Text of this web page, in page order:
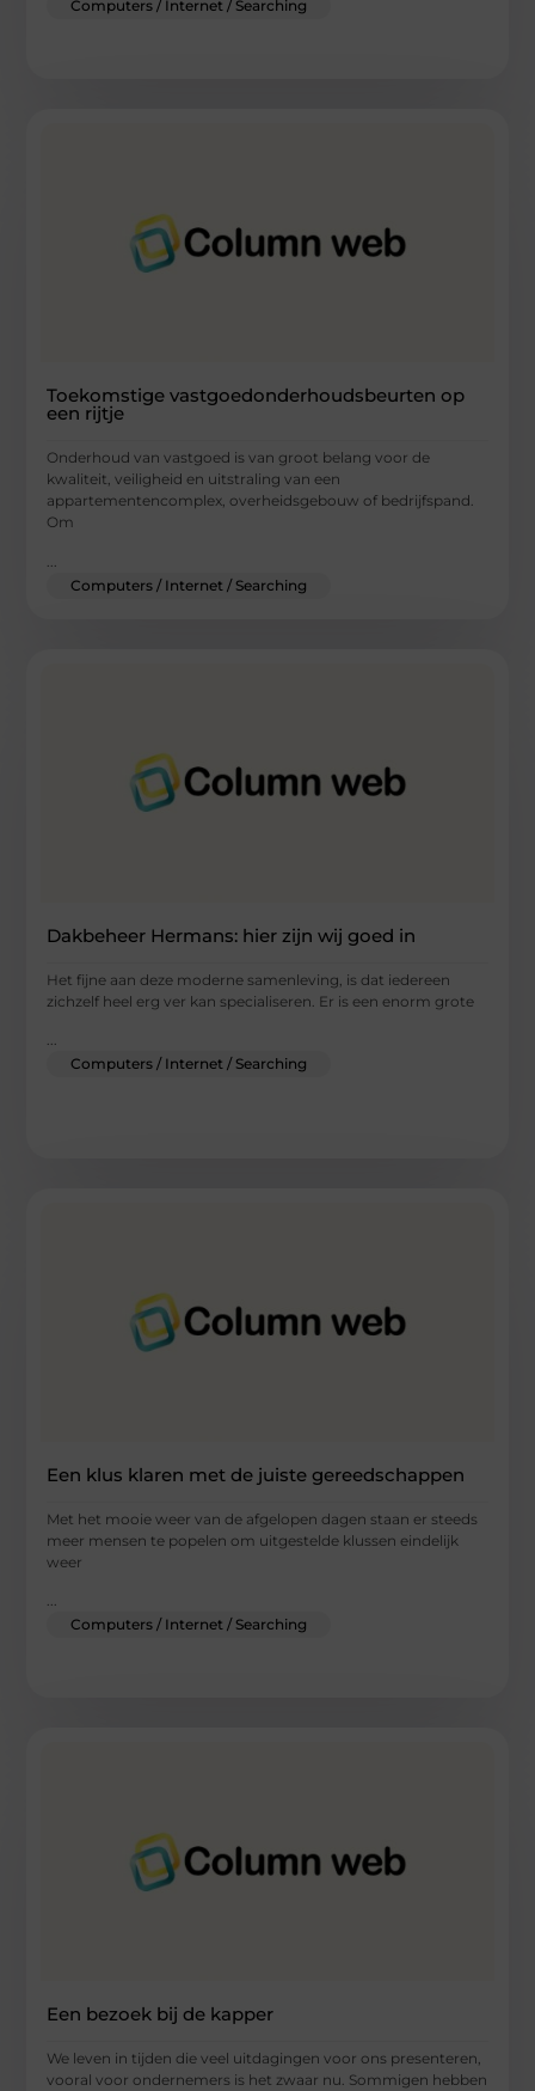
Computers / Internet / Searching
Toekomstige vastgoedonderhoudsbeurten op
een rijtje
Onderhoud van vastgoed is van groot belang voor de
kwaliteit, veiligheid en uitstraling van een
appartementencomplex, overheidsgebouw of bedrijfspand.
Om
Computers / Internet / Searching
Dakbeheer Hermans: hier zijn wij goed in
Het fijne aan deze moderne samenleving, is dat iedereen
zichzelf heel erg ver kan specialiseren. Er is een enorm grote
...
Computers / Internet / Searching
Een klus klaren met de juiste gereedschappen
Met het mooie weer van de afgelopen dagen staan er steeds
meer mensen te popelen om uitgestelde klussen eindelijk
weer
...
Computers / Internet / Searching
Een bezoek bij de kapper
We leven in tijden die veel uitdagingen voor ons presenteren,
vooral voor ondernemers is het zwaar nu. Sommigen hebben